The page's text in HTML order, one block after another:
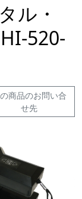
ル・
520-
商品のお問い合
せ先